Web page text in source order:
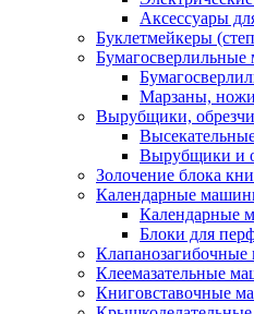
Аксессуары
Буклетмейкеры
Марзаны,
Вырубщики,
Вырубщики и
Золочение блока
Календарные
Календарные
Блоки для
Клеемазательные
Книговставочные